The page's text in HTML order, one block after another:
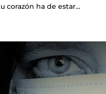
corazón ha de estar...